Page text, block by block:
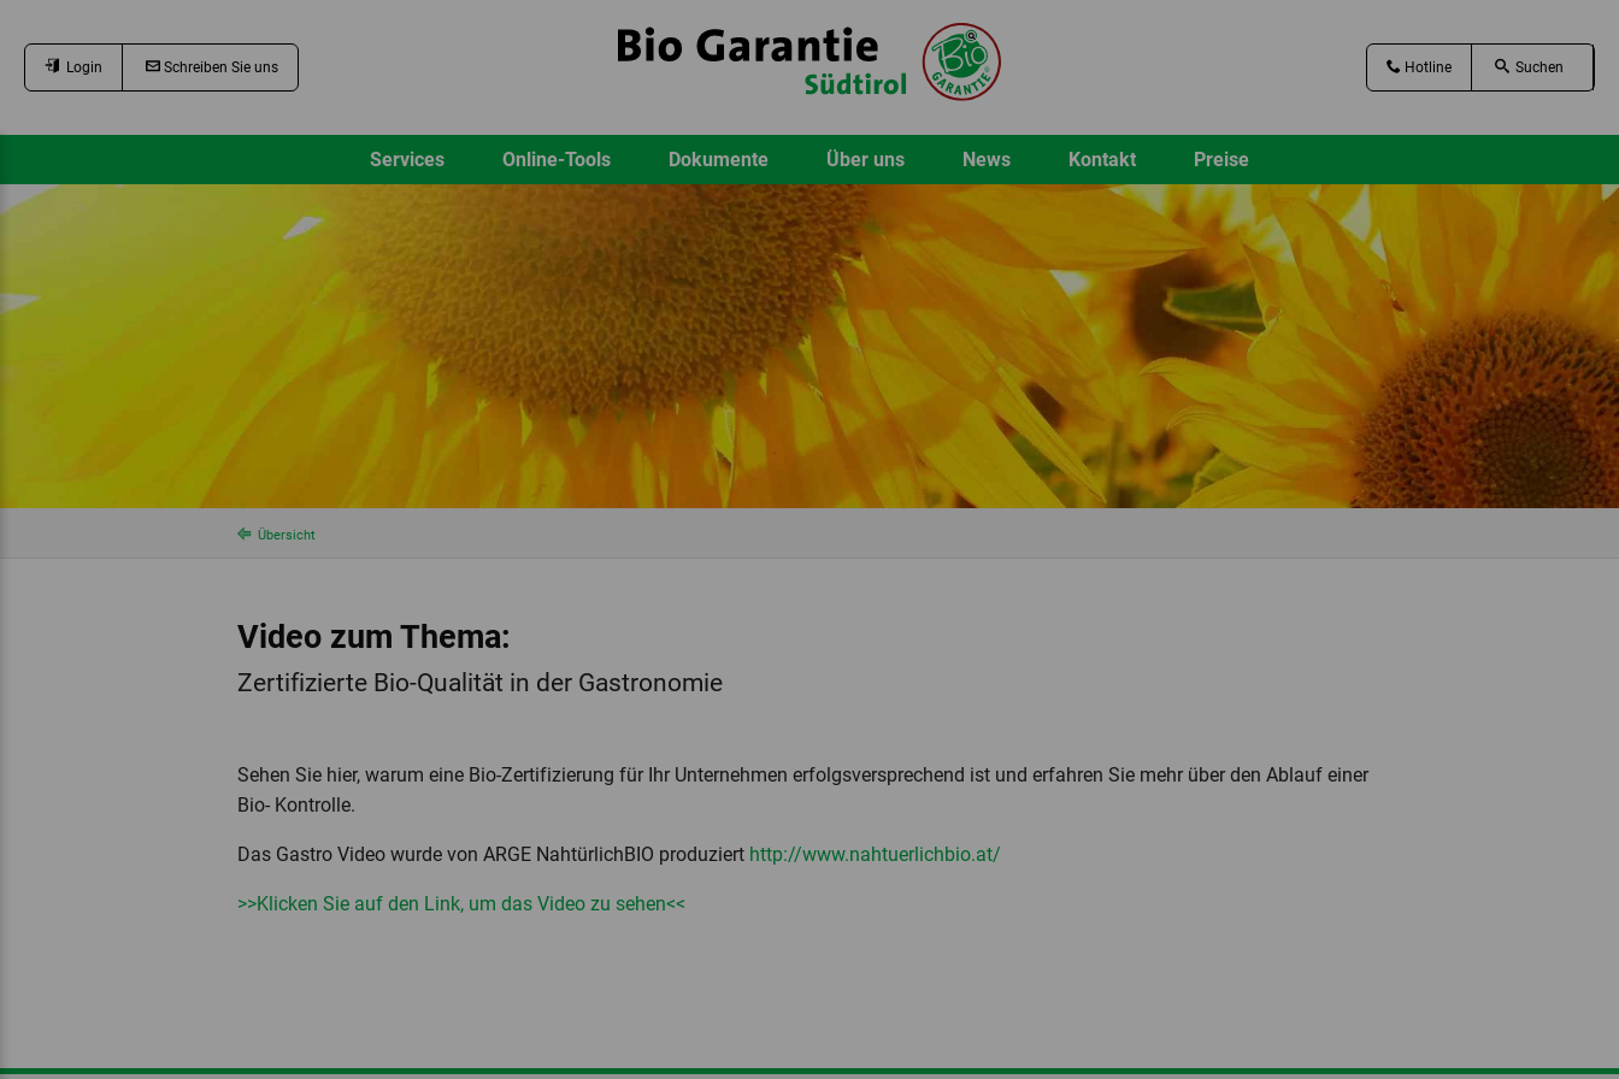
Login Schreiben Sie uns Hotline
Services Online-Tools Dokumente Über uns News Kontakt Preise
Übersicht
Video zum Thema:
Zertifizierte Bio-Qualität in der Gastronomie
Sehen Sie hier, warum eine Bio-Zertifizierung für Ihr Unternehmen erfolgsversprechend ist und erfahren Sie mehr über den Ablauf einer
Bio- Kontrolle.
Das Gastro Video wurde von ARGE NahtürlichBIO produziert http://www.nahtuerlichbio.at/
>>Klicken Sie auf den Link, um das Video zu sehen<<